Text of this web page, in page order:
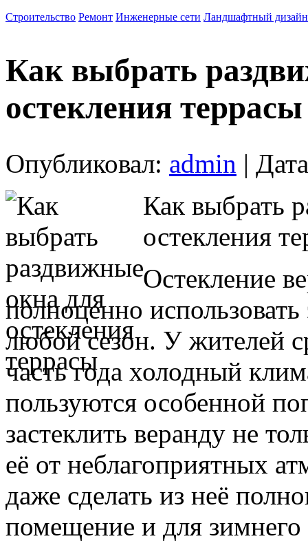
Строительство Ремонт Инженерные сети Ландшафтный дизайн
Как выбрать
остекления террасы
Опубликовал: admin |
Как выбрать
остекления
Остекление
полноценно
любой сезон. У жителей
часть года холодный
пользуются особенной
застеклить веранду не
её от неблагоприятных
даже сделать из неё
помещение и для зимнего